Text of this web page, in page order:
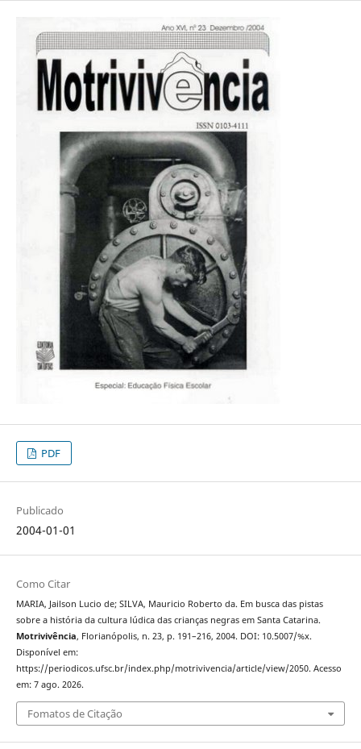
PDF
Publicado
2004-01-01
Como Citar
MARIA, Jailson Lucio de; SILVA, Mauricio Roberto da. Em busca das pistas
sobre a história da cultura lúdica das crianças negras em Santa Catarina.
Motrivivência, Florianópolis, n. 23, p. 191–216, 2004. DOI: 10.5007/%x.
Disponível em:
https://periodicos.ufsc.br/index.php/motrivivencia/article/view/2050. Acesso
em: 7 ago. 2026.
Fomatos de Citação